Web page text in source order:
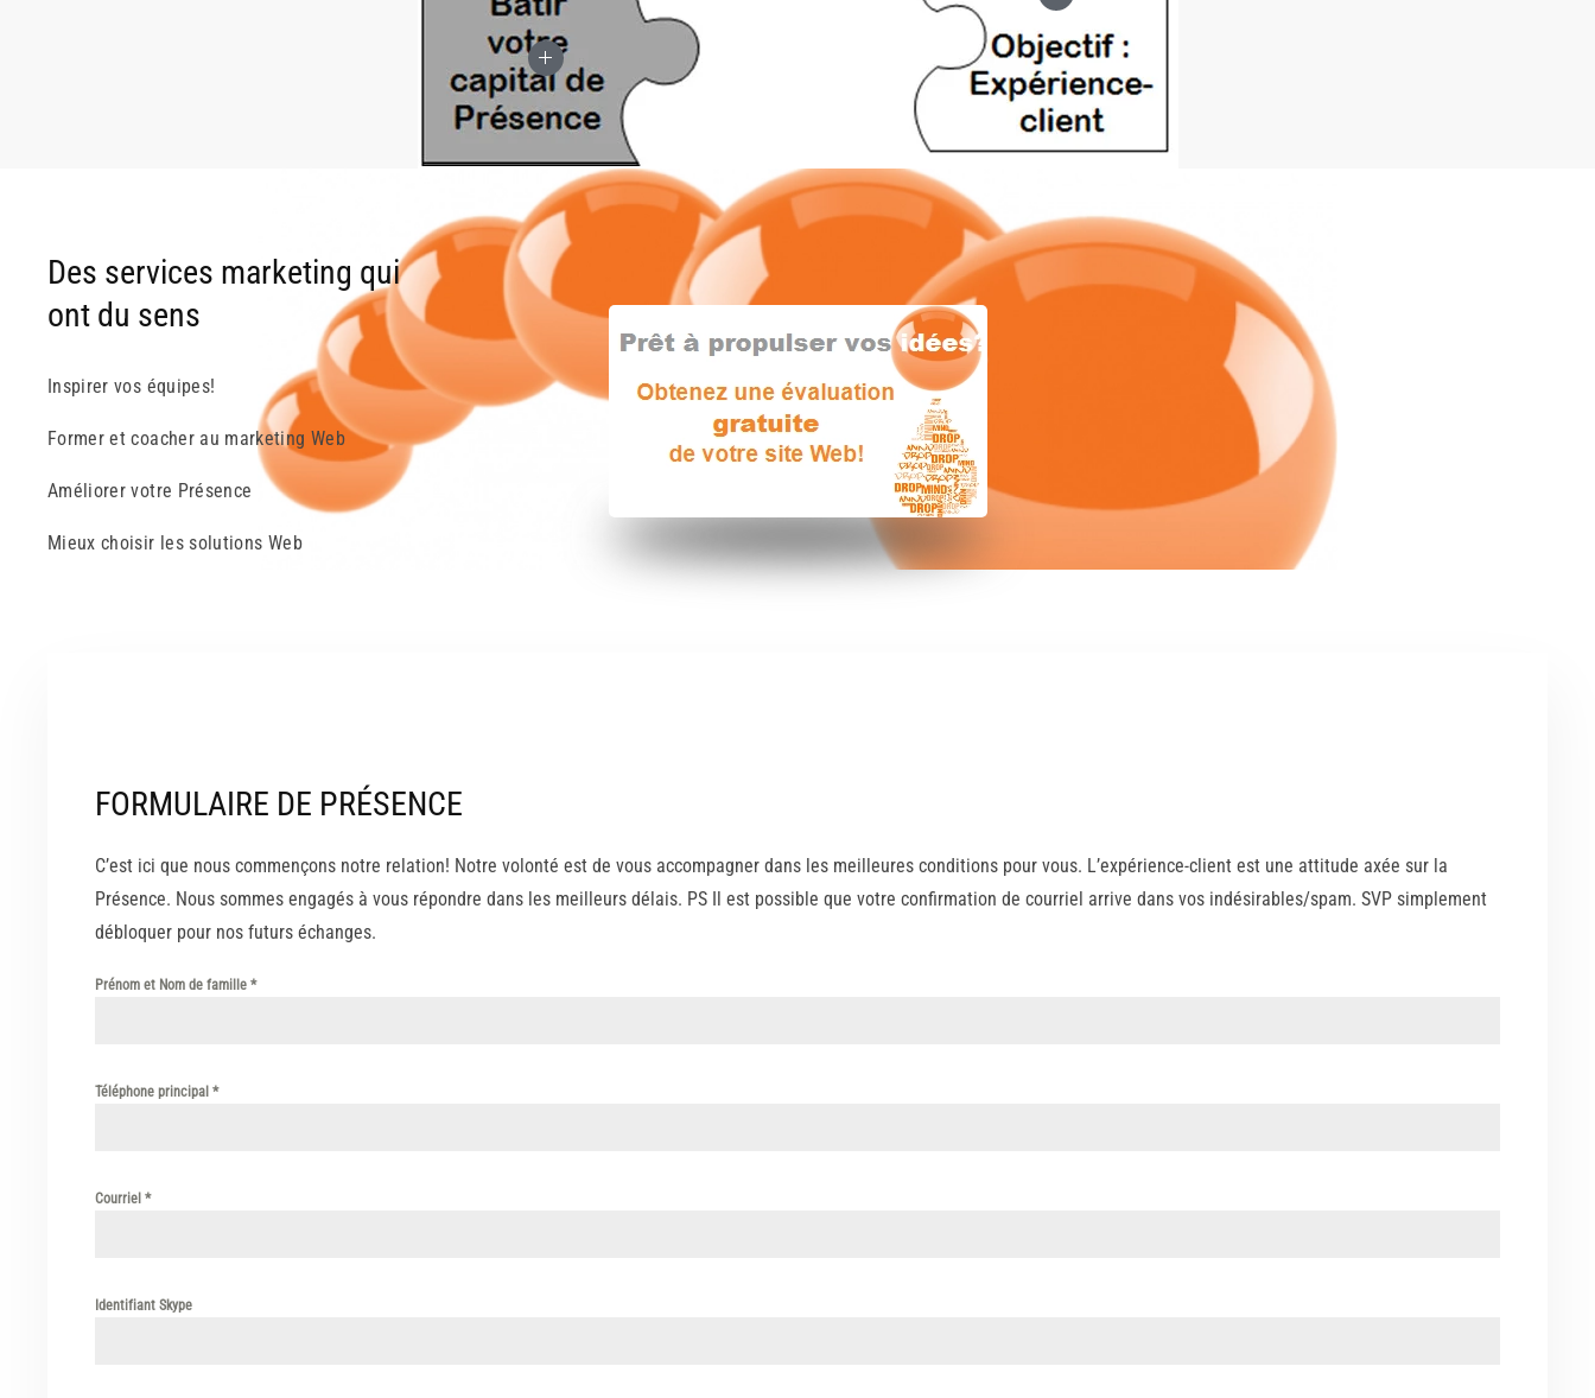
Des services marketing qui
ont du sens
Inspirer vos équipes!
Former et coacher au marketing Web
Améliorer votre Présence
Mieux choisir les solutions Web
FORMULAIRE DE PRÉSENCE
C’est ici que nous commençons notre relation! Notre volonté est de vous accompagner dans les meilleures conditions pour vous. L’expérience-client est une attitude axée sur la
Présence. Nous sommes engagés à vous répondre dans les meilleurs délais. PS Il est possible que votre confirmation de courriel arrive dans vos indésirables/spam. SVP simplement
débloquer pour nos futurs échanges.
Prénom et Nom de famille *
Téléphone principal *
Courriel *
Identifiant Skype